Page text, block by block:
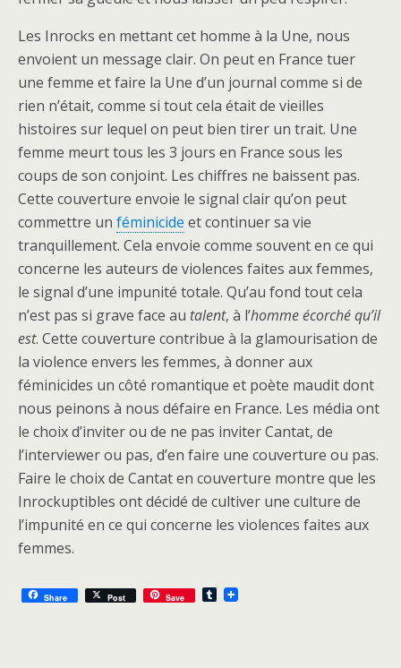
Les Inrocks en mettant cet homme à la Une, nous
envoient un message clair. On peut en France tuer
une femme et faire la Une d’un journal comme si de
rien n’était, comme si tout cela était de vieilles
histoires sur lequel on peut bien tirer un trait. Une
femme meurt tous les 3 jours en France sous les
coups de son conjoint. Les chiffres ne baissent pas.
Cette couverture envoie le signal clair qu’on peut
commettre un féminicide et continuer sa vie
tranquillement. Cela envoie comme souvent en ce qui
concerne les auteurs de violences faites aux femmes,
le signal d’une impunité totale. Qu’au fond tout cela
n’est pas si grave face au talent, à l’homme écorché qu’il
est. Cette couverture contribue à la glamourisation de
la violence envers les femmes, à donner aux
féminicides un côté romantique et poète maudit dont
nous peinons à nous défaire en France. Les média ont
le choix d’inviter ou de ne pas inviter Cantat, de
l’interviewer ou pas, d’en faire une couverture ou pas.
Faire le choix de Cantat en couverture montre que les
Inrockuptibles ont décidé de cultiver une culture de
l’impunité en ce qui concerne les violences faites aux
femmes.
Share Post Save T